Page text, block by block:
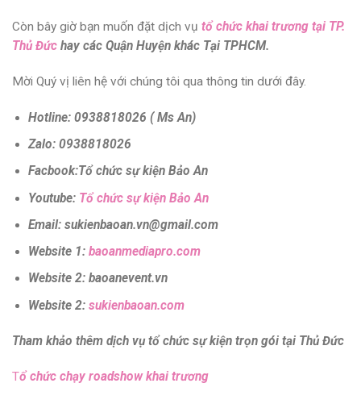
Còn bây giờ bạn muốn đặt dịch vụ tổ chức khai trương tại TP.
Thủ Đức hay các Quận Huyện khác Tại TPHCM.
Mời Quý vị liên hệ với chúng tôi qua thông tin dưới đây.
Hotline: 0938818026 ( Ms An)
Zalo: 0938818026
Facbook:Tổ chức sự kiện Bảo An
Youtube: Tổ chức sự kiện Bảo An
Email: sukienbaoan.vn@gmail.com
Website 1:baoanmediapro.com
Website 2: baoanevent.vn
Website 2:sukienbaoan.com
Tham khảo thêm dịch vụ tổ chức sự kiện trọn gói tại Thủ Đức
Tổ chức chạy roadshow khai trương